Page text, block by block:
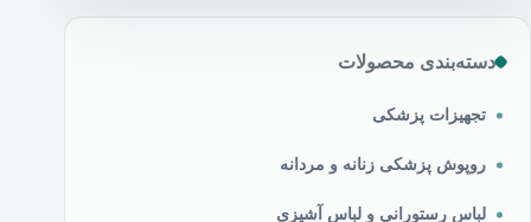
دسته‌بندی محصولات
تجهیزات پزشکی
روپوش پزشکی زنانه و مردانه
لباس رستورانی و لباس آشپزی